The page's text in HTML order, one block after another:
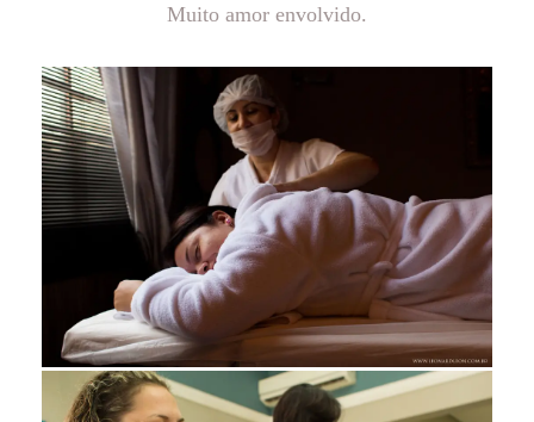
Muito amor envolvido.